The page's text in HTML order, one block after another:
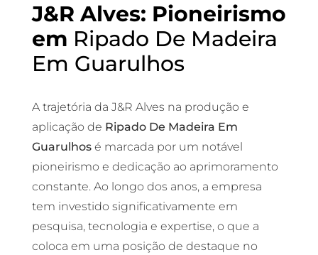
J&R Alves: Pioneirismo
em Ripado De Madeira
Em Guarulhos
A trajetória da J&R Alves na produção e
aplicação de Ripado De Madeira Em
Guarulhosé marcada por um notável
pioneirismo e dedicação ao aprimoramento
constante. Ao longo dos anos, a empresa
tem investido significativamente em
pesquisa, tecnologia e expertise, o que a
coloca em uma posição de destaque no